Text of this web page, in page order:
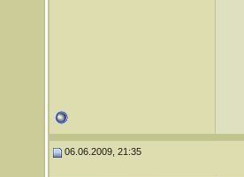
06.06.2009, 21:35